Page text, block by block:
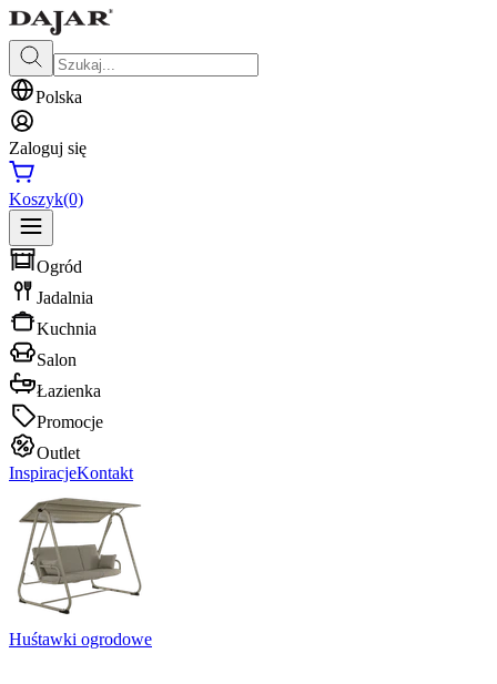
Polska
Zaloguj się
Koszyk(0)
Ogród
Jadalnia
Kuchnia
Salon
Łazienka
Promocje
Outlet
InspiracjeKontakt
Huśtawki ogrodowe